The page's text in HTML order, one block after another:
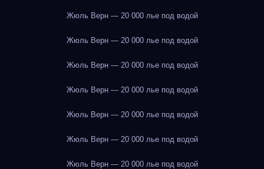
Жюль Верн — 20 000 лье под водой
Жюль Верн — 20 000 лье под водой
Жюль Верн — 20 000 лье под водой
Жюль Верн — 20 000 лье под водой
Жюль Верн — 20 000 лье под водой
Жюль Верн — 20 000 лье под водой
Жюль Верн — 20 000 лье под водой